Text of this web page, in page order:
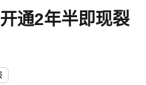
通2年半即现裂